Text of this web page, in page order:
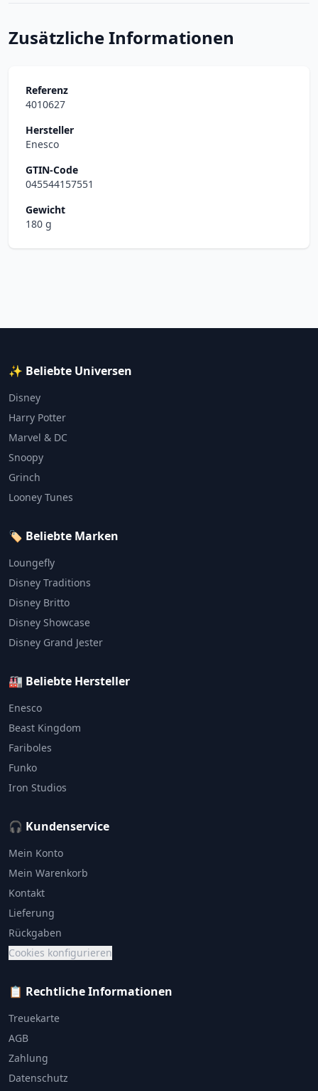
Zusätzliche Informationen
Referenz
4010627
Hersteller
Enesco
GTIN-Code
045544157551
Gewicht
180 g
✨ Beliebte Universen
Disney
Harry Potter
Marvel & DC
Snoopy
Grinch
Looney Tunes
🏷️ Beliebte Marken
Loungefly
Disney Traditions
Disney Britto
Disney Showcase
Disney Grand Jester
🏭 Beliebte Hersteller
Enesco
Beast Kingdom
Fariboles
Funko
Iron Studios
🎧 Kundenservice
Mein Konto
Mein Warenkorb
Kontakt
Lieferung
Rückgaben
Cookies konfigurieren
📋 Rechtliche Informationen
Treuekarte
AGB
Zahlung
Datenschutz